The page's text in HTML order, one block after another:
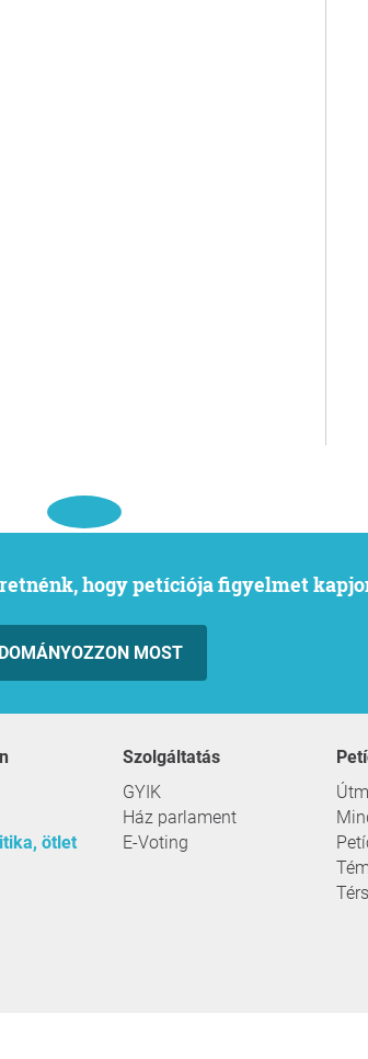
hogy petíciója figyelmet
MOST
ötlet
szolgáltatás
GYIK
Ház parlament
E-Voting